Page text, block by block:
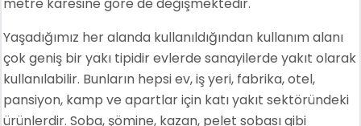
Yaşadığımız her alanda kullanıldığından kullanım alanı
çok geniş bir yakı tipidir evlerde sanayilerde yakıt olarak
kullanılabilir. Bunların hepsi ev, iş yeri, fabrika, otel,
pansiyon, kamp ve apartlar için katı yakıt sektöründeki
ürünlerdir. Soba, şömine, kazan, pelet sobası gibi